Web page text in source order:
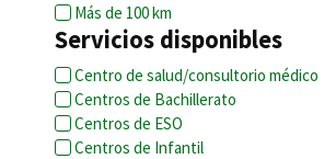
Más de 100 km
Servicios disponibles
Centro de salud/consultorio médico
Centros de Bachillerato
Centros de ESO
Centros de Infantil